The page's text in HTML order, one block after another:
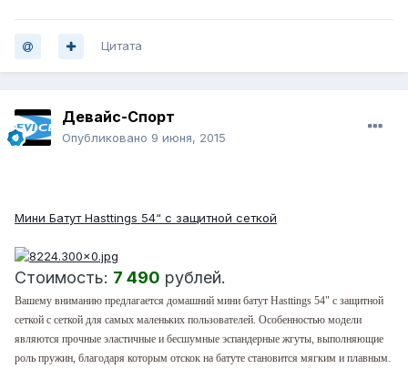
Цитата
Девайс-Спорт
Опубликовано 9 июня, 2015
Мини Батут Hasttings 54“ с защитной сеткой
Стоимость: 7 490 рублей.
Вашему вниманию предлагается домашний мини батут Hasttings 54" с защитной
сеткой с сеткой для самых маленьких пользователей. Особенностью модели
являются прочные эластичные и бесшумные эспандерные жгуты, выполняющие
роль пружин, благодаря которым отскок на батуте становится мягким и плавным.